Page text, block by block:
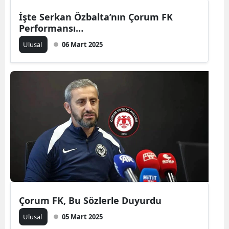
Malatya
Nevşehir
Niğde
Ordu
Rize
İşte Serkan Özbalta’nın Çorum FK
Performansı…
Ulusal 06 Mart 2025
Çorum FK, Bu Sözlerle Duyurdu
Ulusal 05 Mart 2025